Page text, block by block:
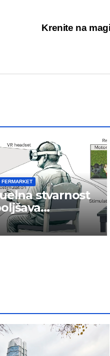
Krenite na
FERMARKET
stvarnost
ruke
moždanog